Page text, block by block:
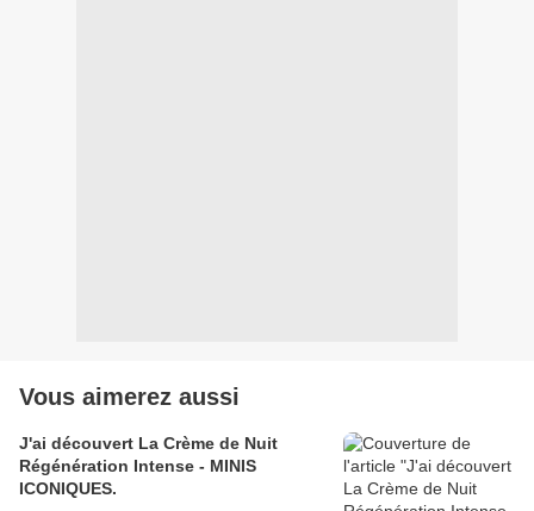
Vous aimerez aussi
J'ai découvert La Crème de Nuit
Régénération Intense - MINIS
ICONIQUES.